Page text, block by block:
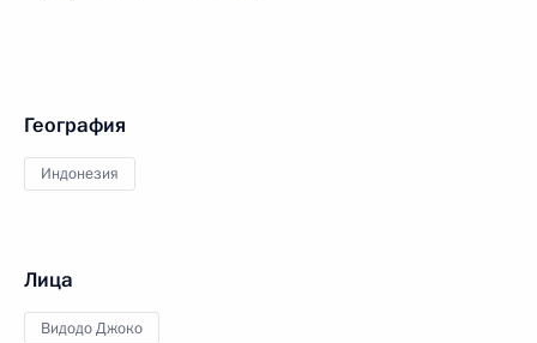
География
Индонезия
Лица
Видодо Джоко